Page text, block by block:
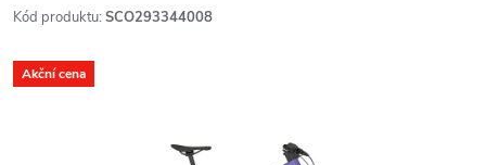
Kód produktu: SCO293344008
Akční cena